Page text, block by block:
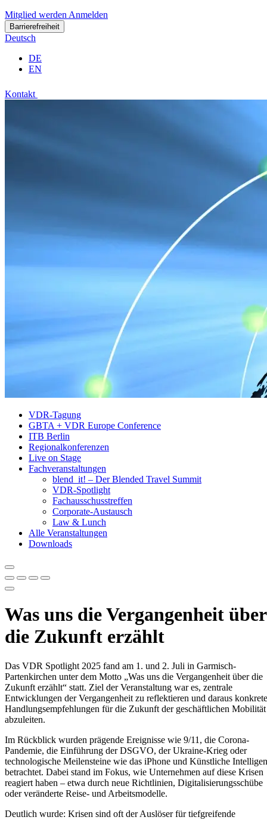
Mitglied werden Anmelden
Barrierefreiheit
Deutsch
DE
EN
Kontakt
VDR-Tagung
GBTA + VDR Europe Conference
ITB Berlin
Regionalkonferenzen
Live on Stage
Fachveranstaltungen
blend_it! – Der Blended Travel Summit
VDR-Spotlight
Fachausschusstreffen
Corporate-Austausch
Law & Lunch
Alle Veranstaltungen
Downloads
Was uns die Vergangenheit über
die Zukunft erzählt
Das VDR Spotlight 2025 fand am 1. und 2. Juli in Garmisch-
Partenkirchen unter dem Motto „Was uns die Vergangenheit über die
Zukunft erzählt“ statt. Ziel der Veranstaltung war es, zentrale
Entwicklungen der Vergangenheit zu reflektieren und daraus konkrete
Handlungsempfehlungen für die Zukunft der geschäftlichen Mobilität
abzuleiten.
Im Rückblick wurden prägende Ereignisse wie 9/11, die Corona-
Pandemie, die Einführung der DSGVO, der Ukraine-Krieg oder
technologische Meilensteine wie das iPhone und Künstliche
betrachtet. Dabei stand im Fokus, wie Unternehmen auf diese Krisen
reagiert haben – etwa durch neue Richtlinien, Digitalisierungsschübe
oder veränderte Reise- und Arbeitsmodelle.
Deutlich wurde: Krisen sind oft der Auslöser für tiefgreifende